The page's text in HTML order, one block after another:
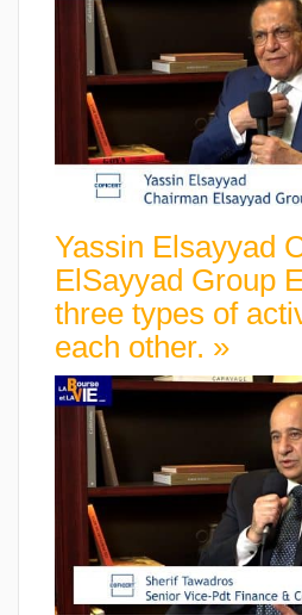
Yassin Elsayyad
ElSayyad Group
three types of
each other. »